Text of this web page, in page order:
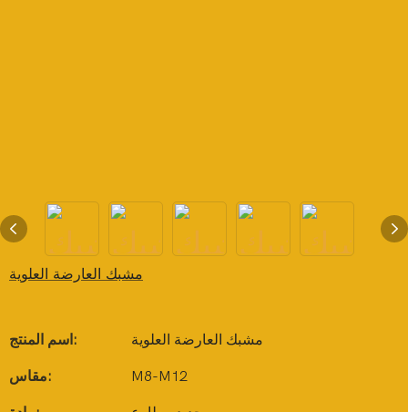
مشبك العارضة العلوية
اسم المنتج: مشبك العارضة العلوية
مقاس: M8-M12